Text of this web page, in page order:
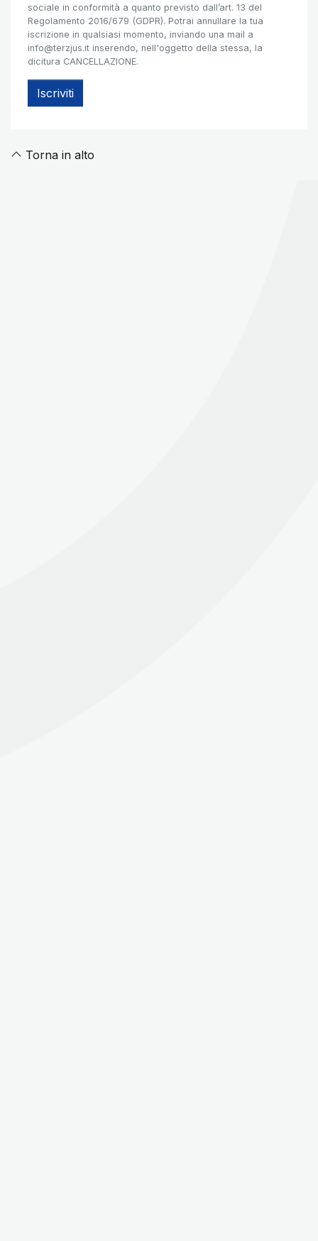
sociale in conformità a quanto previsto dall’art. 13 del
Regolamento 2016/679 (GDPR). Potrai annullare la tua
iscrizione in qualsiasi momento, inviando una mail a
info@terzjus.it inserendo, nell'oggetto della stessa, la
dicitura CANCELLAZIONE.
Torna in alto